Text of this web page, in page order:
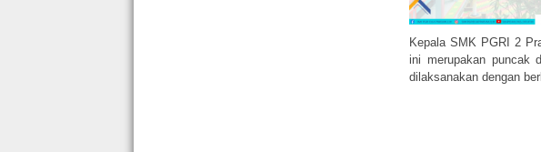
Kepala SMK PGRI 2
ini merupakan puncak
dilaksanakan dengan